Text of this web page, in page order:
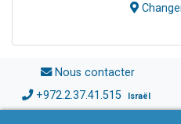
Nous contacter
+972.2.37.41.515 Israël